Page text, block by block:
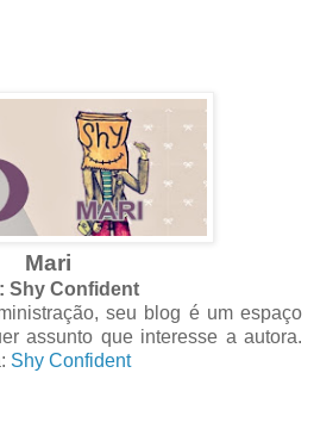
Mari
Shy Confident
seu blog é um espaço
assunto que interesse a autora.
Shy Confident